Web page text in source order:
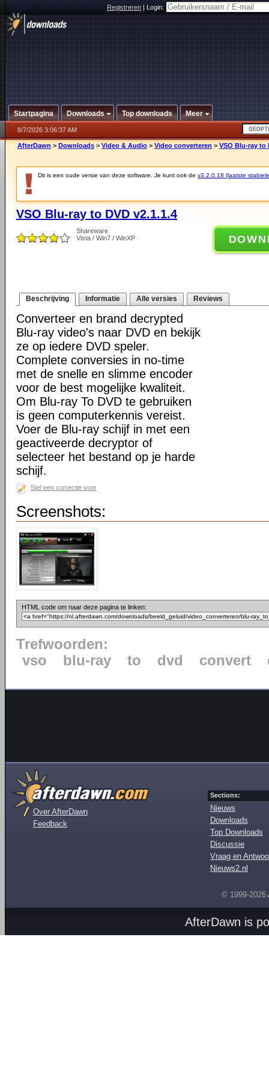
Registreren|Login:
Startpagina Downloads Top downloads Meer
8/7/2026 3:06:37 AM
AfterDawn > Downloads > Video & Audio > Video converteren > VSO Blu-ray to
Dit is een oude versie van deze software. Je kunt ook de v3.2.0.18 (laatste
VSO Blu-ray to DVD v2.1.1.4
Shareware
Vista / Win7 / WinXP
Beschrijving Informatie Alle versies Reviews
Converteer en brand decrypted
Blu-ray video's naar DVD en bekijk
ze op iedere DVD speler.
Complete conversies in no-time
met de snelle en slimme encoder
voor de best mogelijke kwaliteit.
Om Blu-ray To DVD te gebruiken
is geen computerkennis vereist.
Voer de Blu-ray schijf in met een
geactiveerde decryptor of
selecteer het bestand op je harde
schijf.
Stel een correctie voor
Screenshots:
HTML code om naar deze pagina te linken:
Trefwoorden:
vso
blu-ray to dvd convert
Over AfterDawn
Feedback
Sections:
Nieuws
Downloads
Top Downloads
Discussie
Vraag en
Nieuws2.nl
© 1999-2026
AfterDawn is